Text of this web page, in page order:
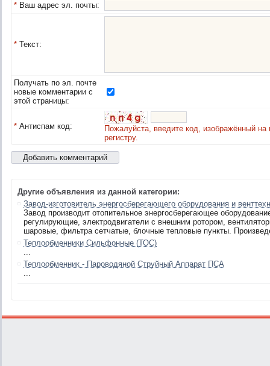
* Ваш адрес эл. почты:
* Текст:
Получать по эл. почте
новые комментарии с
этой страницы:
* Антиспам код:
Пожалуйста, введите код, изображённый
регистру.
Другие объявления из данной категории:
Завод-изготовитель энергосберегающего оборудования и
Завод производит отопительное энергосберегающее
регулирующие, электродвигатели с внешним ротором,
шаровые, фильтра сетчатые, блочные тепловые пункты.
Теплообменники Сильфонные (ТОС)
...
Теплообменник - Пароводяной Струйный Аппарат ПСА
...